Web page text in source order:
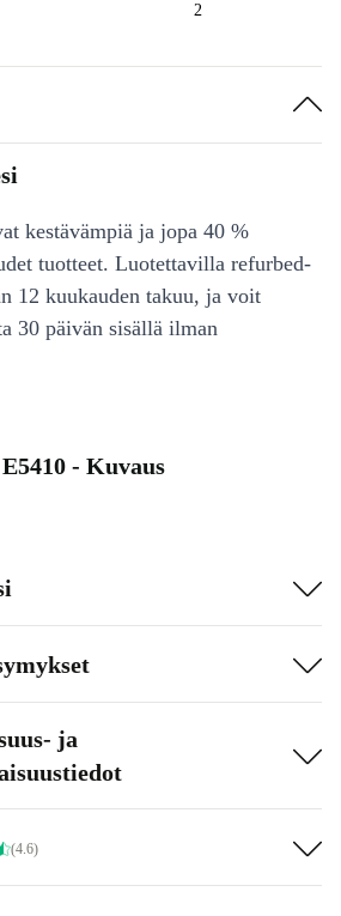
2
kestävämpiä ja jopa 40 %
tuotteet. Luotettavilla refurbed-
12 kuukauden takuu, ja voit
30 päivän sisällä ilman
- Kuvaus
ja
(4.6)